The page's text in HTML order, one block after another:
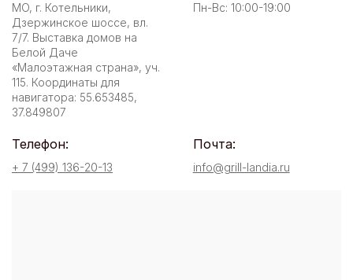
МО, г. Котельники,
Дзержинское шоссе, вл.
7/7. Выставка домов на
Белой Даче
«Малоэтажная страна», уч.
115. Координаты для
навигатора: 55.653485,
37.849807
Пн-Вс: 10:00-19:00
Телефон:
+ 7 (499) 136-20-13
Почта:
info@grill-landia.ru